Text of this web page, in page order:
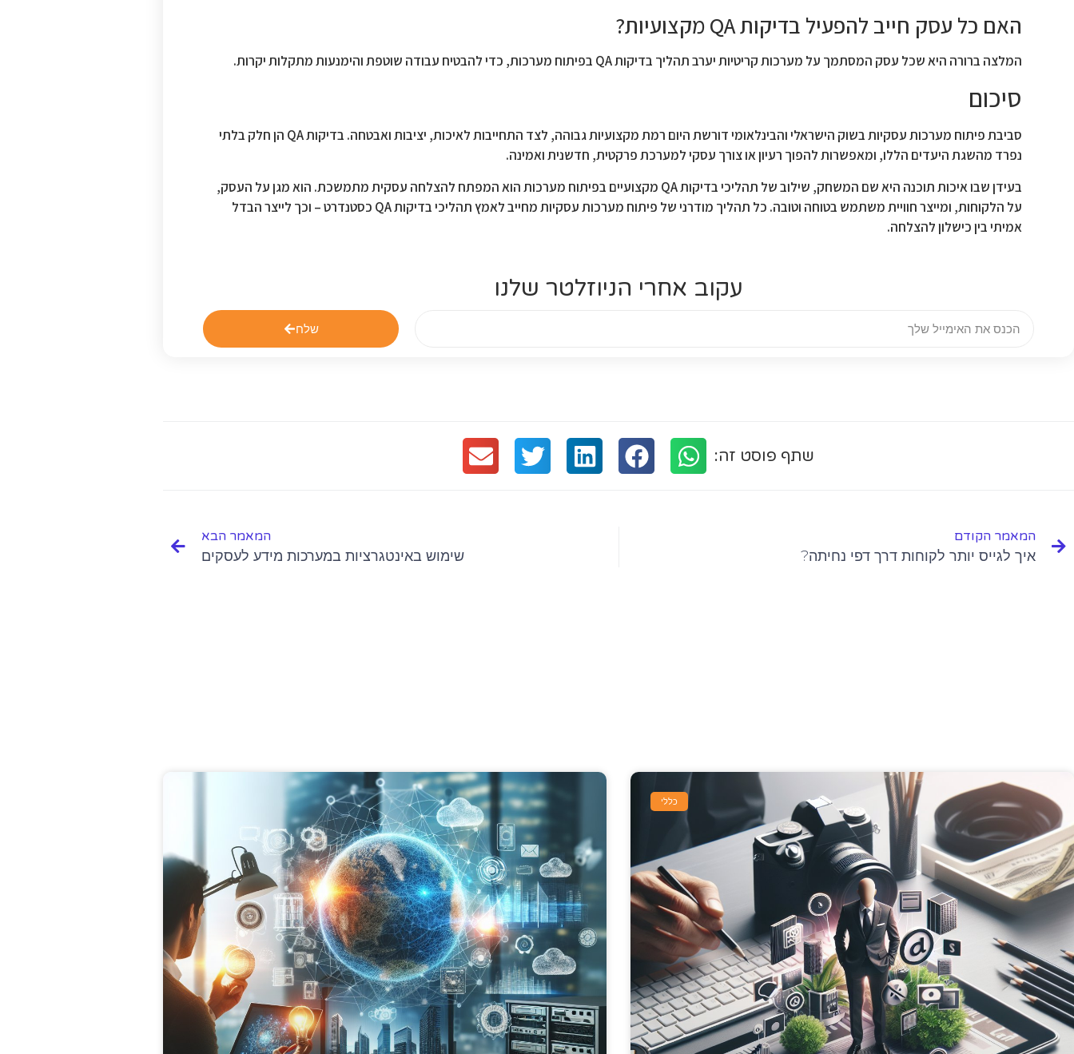
האם כל עסק חייב להפעיל בדיקות QA מקצועיות?
המלצה ברורה היא שכל עסק המסתמך על מערכות קריטיות יערב תהליך בדיקות QA בפיתוח מערכות, כדי להבטיח עבודה שוטפת והימנעות מתקלות יקרות.
סיכום
סביבת פיתוח מערכות עסקיות בשוק הישראלי והבינלאומי דורשת היום רמת מקצועיות גבוהה, לצד התחייבות לאיכות, יציבות ואבטחה. בדיקות QA הן חלק בלתי
נפרד מהשגת היעדים הללו, ומאפשרות להפוך רעיון או צורך עסקי למערכת פרקטית, חדשנית ואמינה.
בעידן שבו איכות תוכנה היא שם המשחק, שילוב של תהליכי בדיקות QA מקצועיים בפיתוח מערכות הוא המפתח להצלחה עסקית מתמשכת. הוא מגן על העסק,
על הלקוחות, ומייצר חוויית משתמש בטוחה וטובה. כל תהליך מודרני של פיתוח מערכות עסקיות מחייב לאמץ תהליכי בדיקות QA כסטנדרט – וכך לייצר הבדל
אמיתי בין כישלון להצלחה.
עקוב אחרי הניוזלטר שלנו
שלח
שתף פוסט זה:
המאמר הקודם
איך לגייס יותר לקוחות דרך דפי נחיתה?
המאמר הבא
שימוש באינטגרציות במערכות מידע לעסקים
כללי